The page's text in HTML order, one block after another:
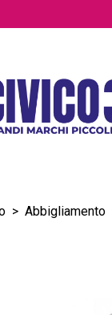
> Abbigliamento